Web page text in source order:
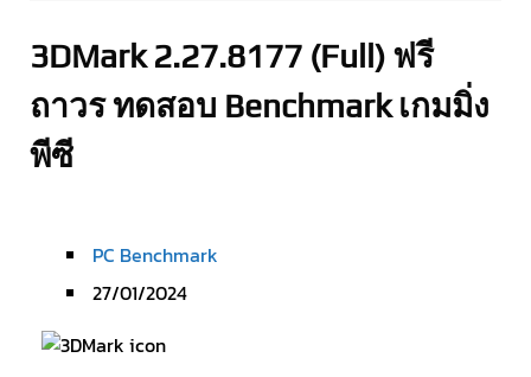
3DMark 2.27.8177 (Full) ฟรี
ถาวร ทดสอบ Benchmark เกมมิ่ง
พีซี
PC Benchmark
27/01/2024